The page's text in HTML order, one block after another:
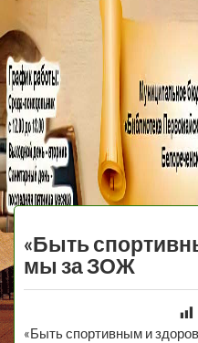
МБУ
«Быть
мы за ЗОЖ
«Быть спортивным и